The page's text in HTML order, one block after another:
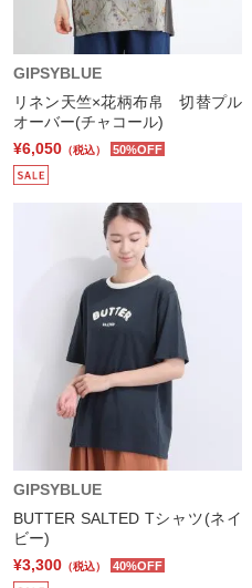
GIPSYBLUE
リネン天竺×花柄布帛 切替プル
オーバー(チャコール)
¥6,050 （税込） 50%OFF
GIPSYBLUE
BUTTER SALTED Tシャツ(ネイ
ビー)
¥3,300 （税込） 40%OFF